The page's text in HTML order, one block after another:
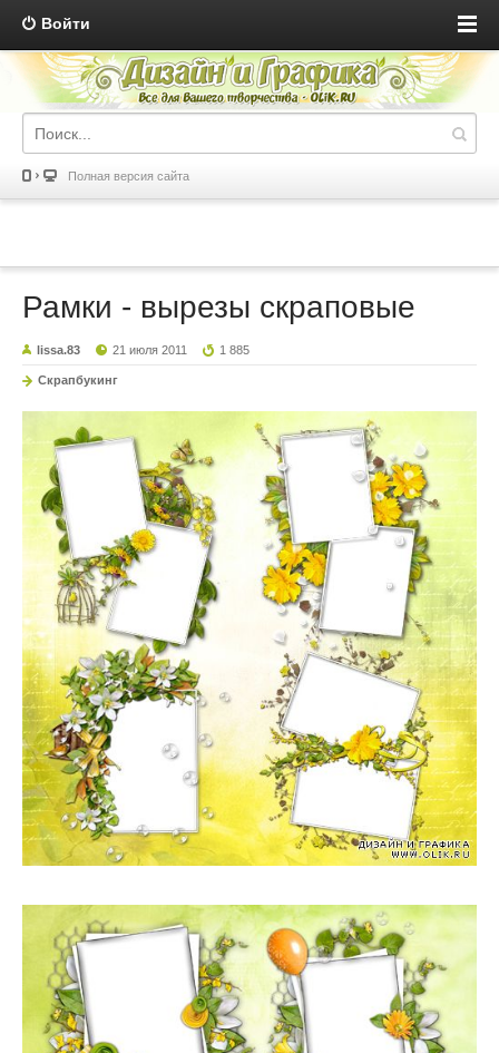
Войти
Полная версия сайта
Рамки - вырезы скраповые
lissa.83 21 июля 2011 1 885
Скрапбукинг